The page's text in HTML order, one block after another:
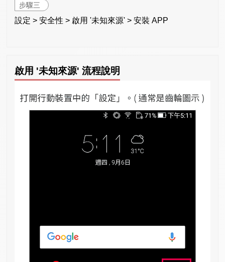
步驟三
設定 > 安全性 > 啟用 '未知來源' > 安裝 APP
啟用 '未知來源' 流程說明